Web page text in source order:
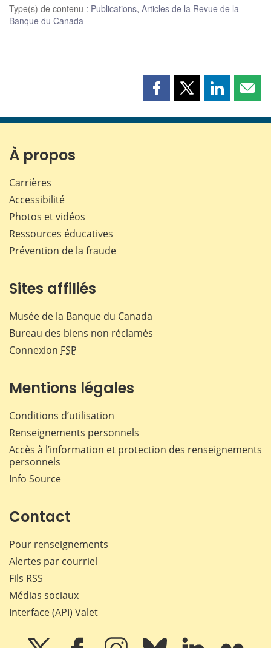
Type(s) de contenu : Publications, Articles de la Revue de la
Banque du Canada
Partager
page
Partager
page
Partager
page page
À propos
Carrières
Accessibilité
Photos et vidéos
Ressources éducatives
Prévention de la fraude
Sites affiliés
Musée de la Banque du Canada
Bureau des biens non réclamés
Connexion FSP
Mentions légales
Conditions d’utilisation
Renseignements personnels
Accès à l’information et protection des renseignements
personnels
Info Source
Contact
Pour renseignements
Alertes par courriel
Fils RSS
Médias sociaux
Interface (API) Valet